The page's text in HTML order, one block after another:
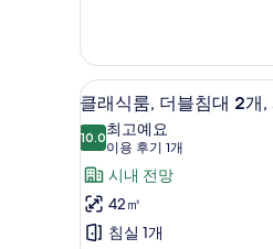
기
클
래
식
룸,
더
블
7
클래식룸, 더블침대 2개,
10.010.0점 만점 중 10점
최고예요
이용 후기 1개
(이
용
후
기
시내 전망
42㎡
침실 1개